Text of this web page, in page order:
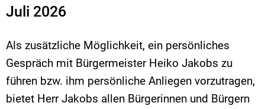
Juli 2026
Als zusätzliche Möglichkeit, ein persönliches
Gespräch mit Bürgermeister Heiko Jakobs zu
führen bzw. ihm persönliche Anliegen vorzutragen,
bietet Herr Jakobs allen Bürgerinnen und Bürgern